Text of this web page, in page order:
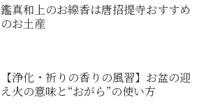
鑑真和上のお線香は唐招提寺おすすめ
のお土産
【浄化・祈りの香りの風習】お盆の迎
え火の意味と“おがら”の使い方